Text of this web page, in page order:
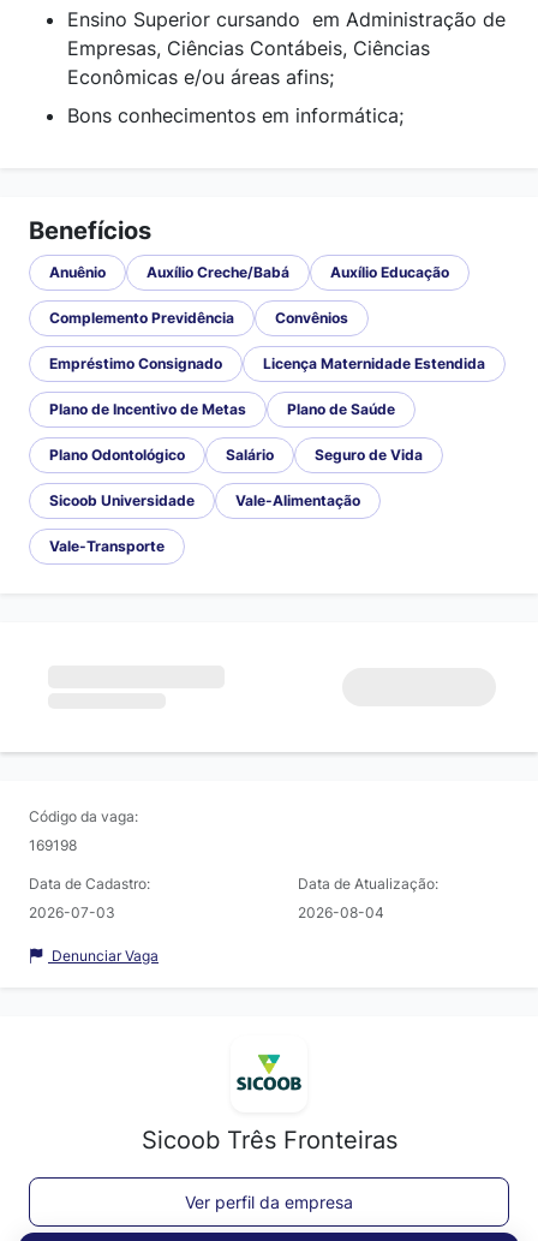
Ensino Superior cursando em Administração de
Empresas, Ciências Contábeis, Ciências
Econômicas e/ou áreas afins;
Bons conhecimentos em informática;
Benefícios
Anuênio Auxílio Creche/Babá Auxílio Educação
Complemento Previdência Convênios
Empréstimo Consignado Licença Maternidade Estendida
Plano de Incentivo de Metas Plano de Saúde
Plano Odontológico Salário Seguro de Vida
Sicoob Universidade Vale-Alimentação
Vale-Transporte
Código da vaga:
169198
Data de Cadastro:
2026-07-03
Data de Atualização:
2026-08-04
Denunciar Vaga
Sicoob Três Fronteiras
Ver perfil da empresa